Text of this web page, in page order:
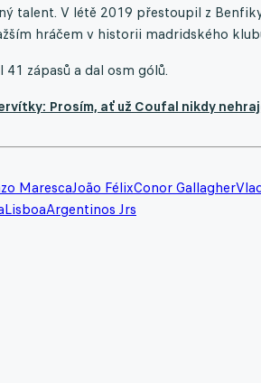
talent. V létě 2019 přestoupil z
hráčem v historii madridského
zápasů a dal osm gólů.
Prosím, ať už Coufal nikdy
MarescaJoão FélixConor Gallagher
LisboaArgentinos Jrs